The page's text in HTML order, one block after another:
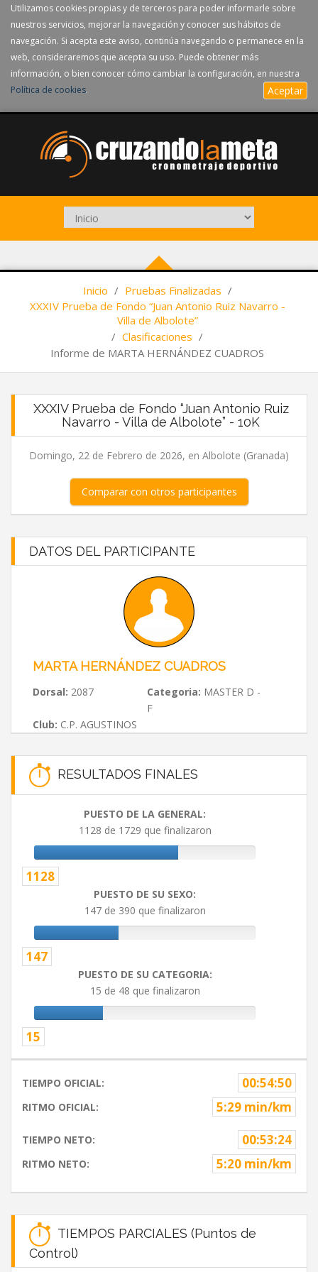
Utilizamos cookies propias y de terceros para poder informarle sobre
nuestros servicios, mejorar la navegación y conocer sus hábitos de
navegación. Si acepta este aviso, continúa navegando o permanece en la
web, consideraremos que acepta su uso. Puede obtener más
información, o bien conocer cómo cambiar la configuración, en nuestra
Política de cookies. Aceptar
Inicio / Pruebas Finalizadas /
XXXIV Prueba de Fondo “Juan Antonio Ruiz Navarro -
Villa de Albolote”
/ Clasificaciones /
Informe de MARTA HERNÁNDEZ CUADROS
XXXIV Prueba de Fondo “Juan Antonio Ruiz
Navarro - Villa de Albolote” - 10K
Domingo, 22 de Febrero de 2026, en Albolote (Granada)
Comparar con otros participantes
DATOS DEL PARTICIPANTE
MARTA HERNÁNDEZ CUADROS
Dorsal: 2087 Categoria: MASTER D -
F
Club: C.P. AGUSTINOS
RESULTADOS FINALES
PUESTO DE LA GENERAL:
1128 de 1729 que finalizaron
1128
PUESTO DE SU SEXO:
147 de 390 que finalizaron
147
PUESTO DE SU CATEGORIA:
15 de 48 que finalizaron
15
TIEMPO OFICIAL: 00:54:50
RITMO OFICIAL: 5:29 min/km
TIEMPO NETO: 00:53:24
RITMO NETO: 5:20 min/km
TIEMPOS PARCIALES (Puntos de
Control)